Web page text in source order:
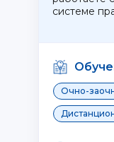
системе
Очно-